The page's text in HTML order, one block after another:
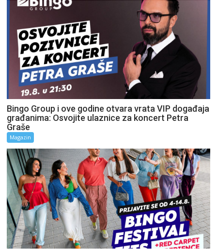
Bingo Group i ove godine otvara vrata VIP događaja
građanima: Osvojite ulaznice za koncert Petra
Graše
Magazin